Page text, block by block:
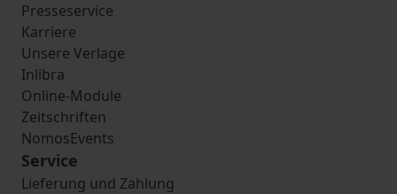
Presseservice
Karriere
Unsere Verlage
Inlibra
Online-Module
Zeitschriften
NomosEvents
Service
Lieferung und Zahlung